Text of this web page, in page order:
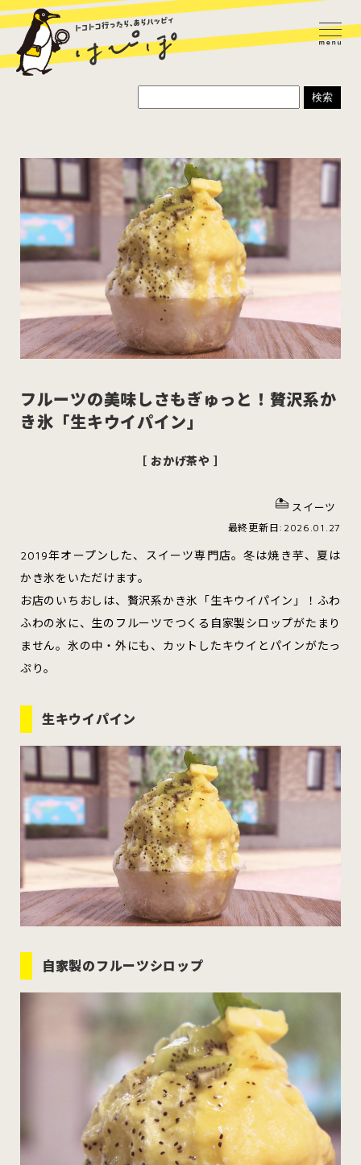
ラーメン カレー
パスタ 寿司
ハンバーガー
すべてのカテゴリをみる
青森市 つがる市
むつ市
八戸市
すべてのエリアをみる
ホーム
公式Instagram
フルーツの美味しさもぎゅっと！贅沢系か
き氷「生キウイパイン」
［ おかげ茶や ］
スイーツ
最終更新日:2026.01.27
2019年オープンした、スイーツ専門店。冬は焼き芋、夏は
かき氷をいただけます。
お店のいちおしは、贅沢系かき氷「生キウイパイン」！ふわ
ふわの氷に、生のフルーツでつくる自家製シロップがたまり
ません。氷の中・外にも、カットしたキウイとパインがたっ
ぷり。
生キウイパイン
自家製のフルーツシロップ